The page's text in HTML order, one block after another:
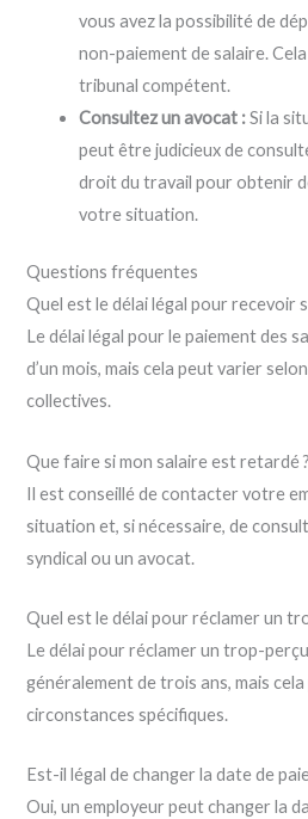
vous avez la possibilité de
non-paiement de salaire.
tribunal compétent.
Consultez un avocat :Si la
peut être judicieux de
droit du travail pour obtenir
votre situation.
Questions fréquentes
Quel est le délai légal pour recevoir
Le délai légal pour le paiement des
d’un mois, mais cela peut varier
collectives.
Que faire si mon salaire est retardé ?
Il est conseillé de contacter votre
situation et, si nécessaire, de
syndical ou un avocat.
Quel est le délai pour réclamer un
Le délai pour réclamer un trop-
généralement de trois ans, mais
circonstances spécifiques.
Est-il légal de changer la date de
Oui, un employeur peut changer la